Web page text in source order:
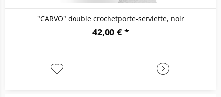
"CARVO" double crochetporte-serviette, noir
42,00 € *